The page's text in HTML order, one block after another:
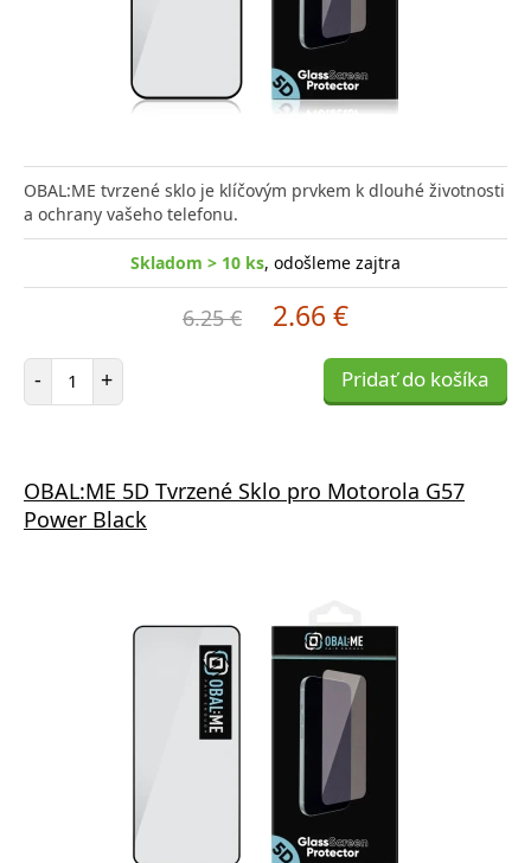
OBAL:ME tvrzené sklo je klíčovým prvkem k dlouhé životnosti
a ochrany vašeho telefonu.
Skladom > 10 ks, odošleme zajtra
6.25 € 2.66 €
- Počet položiek
+ Pridať do košíka
OBAL:ME 5D Tvrzené Sklo pro Motorola G57
Power Black